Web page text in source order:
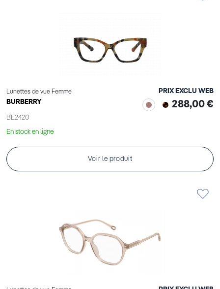
Lunettes de vue Femme
BURBERRY
BE2420
PRIX EXCLU WEB
288,00 €
En stock en ligne
Voir le produit